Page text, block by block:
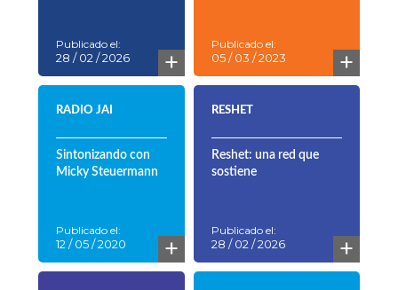
Publicado el:
28 / 02 / 2026 +
Publicado el:
05 / 03 / 2023 +
RADIO JAI
Sintonizando con
Micky Steuermann
Publicado el:
12 / 05 / 2020 +
RESHET
Reshet: una red que
sostiene
Publicado el:
28 / 02 / 2026 +